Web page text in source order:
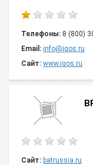
Телефоны: 8 (800)
Email: info@iqos.ru
Сайт: www.iqos.ru
Сайт: batrussia.ru